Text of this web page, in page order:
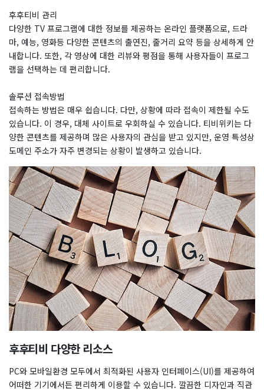
후후티비 관리
다양한 TV 프로그램에 대한 정보를 제공하는 온라인 플랫폼으로, 드라
마, 예능, 영화등 다양한 콘텐츠의 출연진, 줄거리 요약 등을 상세하게 안
내합니다. 또한, 각 영상에 대한 리뷰와 평점을 통해 사용자들이 프로그
램을 선택하는 데 편리합니다.
솔루션 접속방법
접속하는 방법은 매우 쉽습니다. 다만, 상황에 따라 접속이 제한될 수도
있습니다. 이 경우, 대체 사이트로 우회하실 수 있습니다. 티비위키는 다
양한 콘텐츠를 제공하며 많은 사용자의 관심을 받고 있지만, 운영 특성상
도메인 주소가 자주 변경되는 상황이 발생하고 있습니다.
후후티비 다양한 리소스
PC와 모바일환경 모두에서 최적화된 사용자 인터페이스(UI)를 제공하여
어떠한 기기에서든 편리하게 이용할 수 있습니다. 깔끔한 디자인과 직관